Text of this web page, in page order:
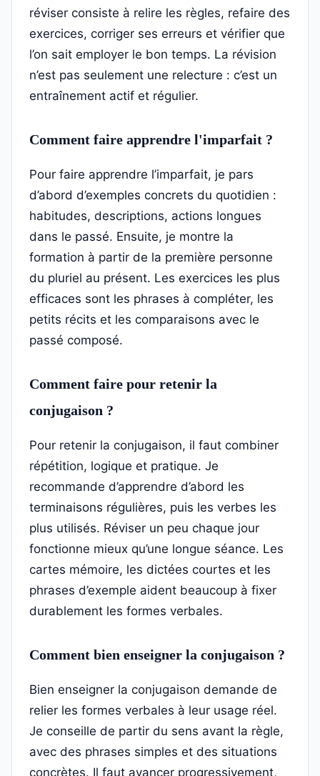
réviser consiste à relire les règles, refaire des
exercices, corriger ses erreurs et vérifier que
l’on sait employer le bon temps. La révision
n’est pas seulement une relecture : c’est un
entraînement actif et régulier.
Comment faire apprendre l'imparfait ?
Pour faire apprendre l’imparfait, je pars
d’abord d’exemples concrets du quotidien :
habitudes, descriptions, actions longues
dans le passé. Ensuite, je montre la
formation à partir de la première personne
du pluriel au présent. Les exercices les plus
efficaces sont les phrases à compléter, les
petits récits et les comparaisons avec le
passé composé.
Comment faire pour retenir la
conjugaison ?
Pour retenir la conjugaison, il faut combiner
répétition, logique et pratique. Je
recommande d’apprendre d’abord les
terminaisons régulières, puis les verbes les
plus utilisés. Réviser un peu chaque jour
fonctionne mieux qu’une longue séance. Les
cartes mémoire, les dictées courtes et les
phrases d’exemple aident beaucoup à fixer
durablement les formes verbales.
Comment bien enseigner la conjugaison ?
Bien enseigner la conjugaison demande de
relier les formes verbales à leur usage réel.
Je conseille de partir du sens avant la règle,
avec des phrases simples et des situations
concrètes. Il faut avancer progressivement,